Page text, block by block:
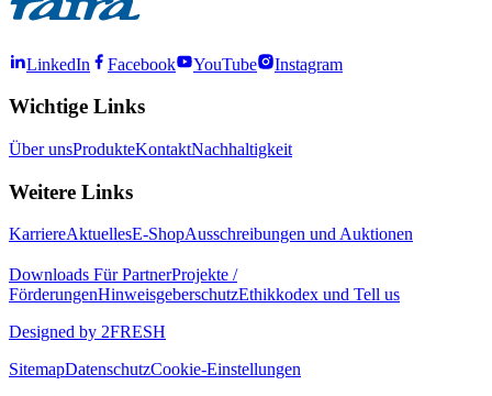
LinkedIn Facebook YouTube Instagram
Wichtige Links
Über unsProdukteKontaktNachhaltigkeit
Weitere Links
KarriereAktuellesE-ShopAusschreibungen und Auktionen
Downloads Für PartnerProjekte /
FörderungenHinweisgeberschutzEthikkodex und Tell us
Designed by 2FRESH
SitemapDatenschutzCookie-Einstellungen